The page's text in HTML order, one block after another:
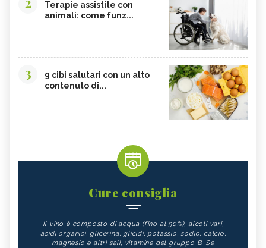
Terapie assistite con
animali: come funz...
3
9 cibi salutari con un alto
contenuto di...
Cure consiglia
Il vino è composto di acqua (fino al 90%), alcoli vari,
acidi organici, glicerina, glicidi, potassio, sodio, calcio,
magnesio e altri sali, vitamine del gruppo B. Se